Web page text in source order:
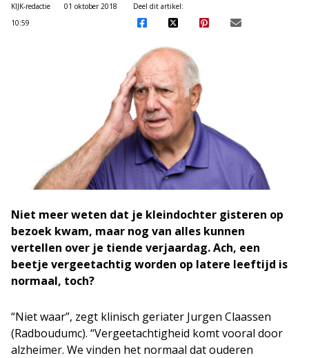
KIJK-redactie
01 oktober 2018
10:59
Deel dit artikel:
Niet meer weten dat je kleindochter gisteren op
bezoek kwam, maar nog van alles kunnen
vertellen over je tiende verjaardag. Ach, een
beetje vergeetachtig worden op latere leeftijd is
normaal, toch?
“Niet waar”, zegt klinisch geriater Jurgen Claassen
(Radboudumc). “Vergeetachtigheid komt vooral door
alzheimer. We vinden het normaal dat ouderen